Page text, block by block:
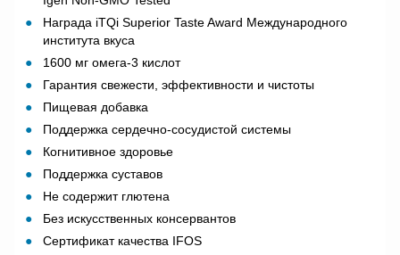
Награда iTQi Superior Taste Award Международного
института вкуса
1600 мг омега-3 кислот
Гарантия свежести, эффективности и чистоты
Пищевая добавка
Поддержка сердечно-сосудистой системы
Когнитивное здоровье
Поддержка суставов
Не содержит глютена
Без искусственных консервантов
Сертификат качества IFOS